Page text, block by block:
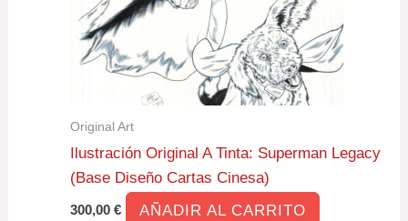
Original Art
Ilustración Original A Tinta: Superman Legacy
(Base Diseño Cartas Cinesa)
300,00€ AÑADIR AL CARRITO